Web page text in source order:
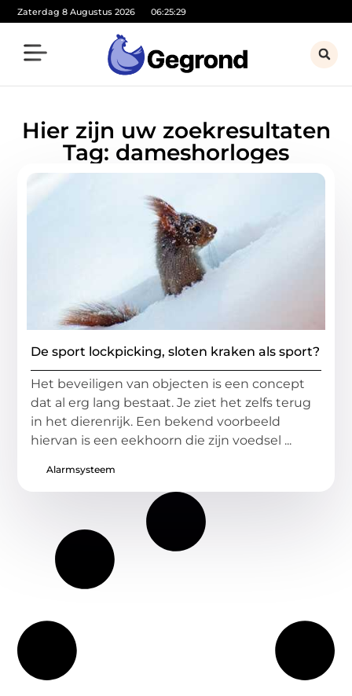
Zaterdag 8 Augustus 2026 06:25:29
Hier zijn uw zoekresultaten
Tag: dameshorloges
De sport lockpicking, sloten kraken als sport?
Het beveiligen van objecten is een concept
dat al erg lang bestaat. Je ziet het zelfs terug
in het dierenrijk. Een bekend voorbeeld
hiervan is een eekhoorn die zijn voedsel ...
Alarmsysteem